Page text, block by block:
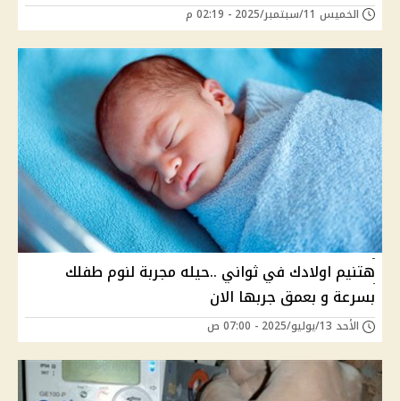
الخميس 11/سبتمبر/2025 - 02:19 م
هتنيم اولادك في ثواني ..حيله مجربة لنوم طفلك
بسرعة و بعمق جربها الان
الأحد 13/يوليو/2025 - 07:00 ص